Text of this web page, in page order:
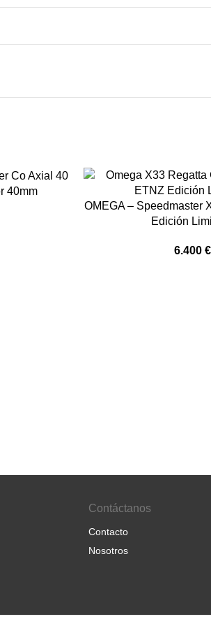
40mm
OMEGA – Speedmaster
Edición
6.400 €
Contáctanos
Contacto
Nosotros